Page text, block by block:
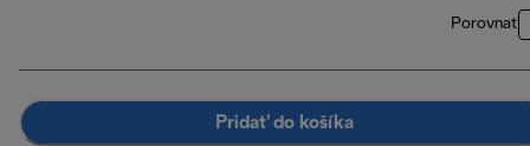
Porovnať
Pridať do košíka